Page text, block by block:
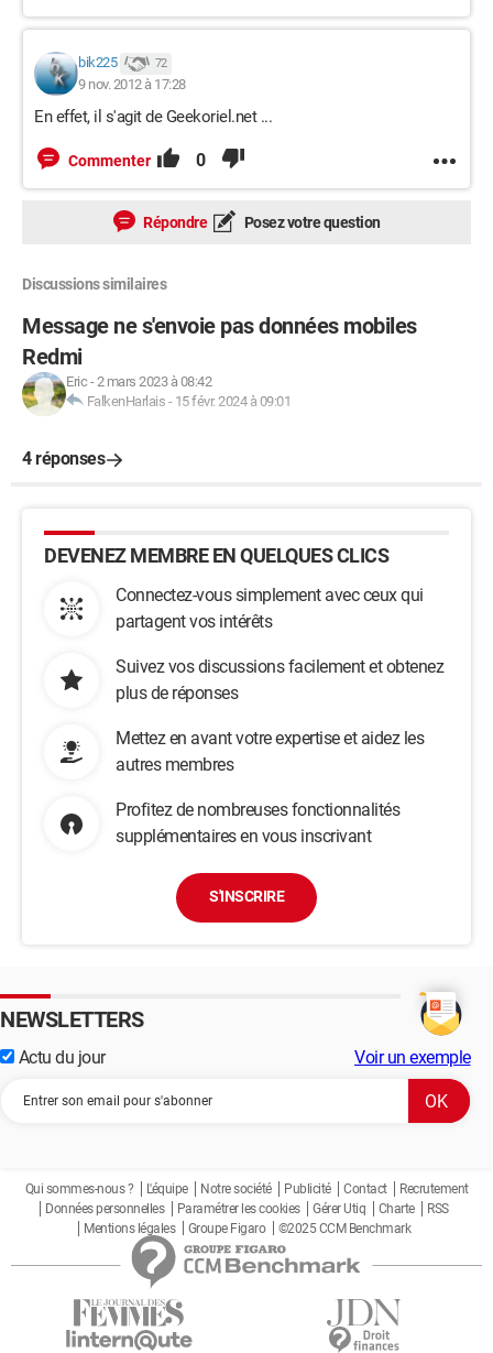
bik225 72
9 nov. 2012 à 17:28
En effet, il s'agit de Geekoriel.net ...
Commenter 0
Répondre Posez votre question
Discussions similaires
Message ne s'envoie pas données mobiles
Redmi
Eric -2 mars 2023 à 08:42
FalkenHarlais - 15 févr. 2024 à 09:01
4 réponses
DEVENEZ MEMBRE EN QUELQUES CLICS
Connectez-vous simplement avec ceux qui
partagent vos intérêts
Suivez vos discussions facilement et obtenez
plus de réponses
Mettez en avant votre expertise et aidez les
autres membres
Profitez de nombreuses fonctionnalités
supplémentaires en vous inscrivant
S'INSCRIRE
NEWSLETTERS
Actu du jour Voir un exemple
Qui sommes-nous ? L'équipe Notre société Publicité Contact
Recrutement
Données personnelles
Paramétrer les cookies Gérer Utiq Charte
RSS
Mentions légales
Groupe Figaro ©2025 CCM Benchmark